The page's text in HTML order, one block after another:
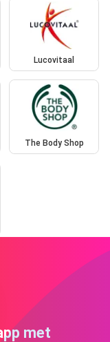
Lucovitaal
The Body Shop
met